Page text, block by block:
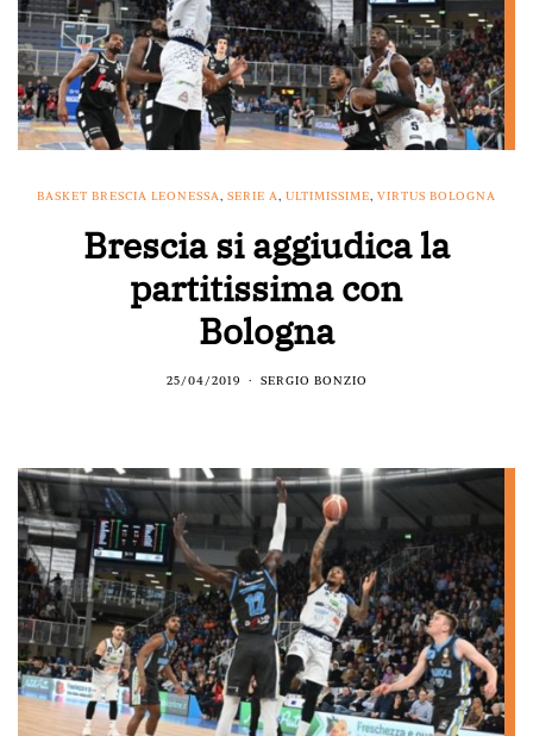
BASKET BRESCIA LEONESSA, SERIE A, ULTIMISSIME, VIRTUS BOLOGNA
Brescia si aggiudica la
partitissima con
Bologna
25/04/2019 SERGIO BONZIO